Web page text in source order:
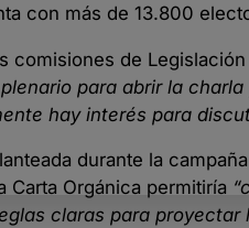
con más de 13.800
comisiones de
para abrir la
hay interés para
durante la
Carta Orgánica permitiría
claras para proyectar